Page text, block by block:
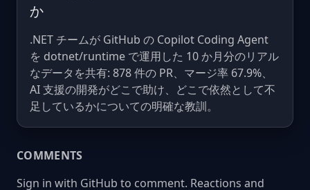
か
.NET チームが GitHub の Copilot Coding Agent
を dotnet/runtime で運用した 10 か月分のリアル
なデータを共有: 878 件の PR、マージ率 67.9%、
AI 支援の開発がどこで助け、どこで依然として不
足しているかについての明確な教訓。
COMMENTS
Sign in with GitHub to comment. Reactions and